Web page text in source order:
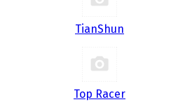
TianShun
Top Racer